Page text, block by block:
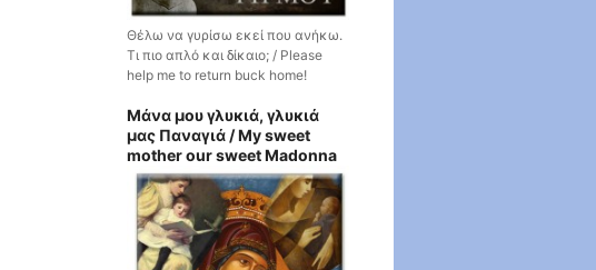
Θέλω να γυρίσω εκεί που ανήκω.
Τι πιο απλό και δίκαιο; / Please
help me to return buck home!
Μάνα μου γλυκιά, γλυκιά
μας Παναγιά / My sweet
mother our sweet Madonna